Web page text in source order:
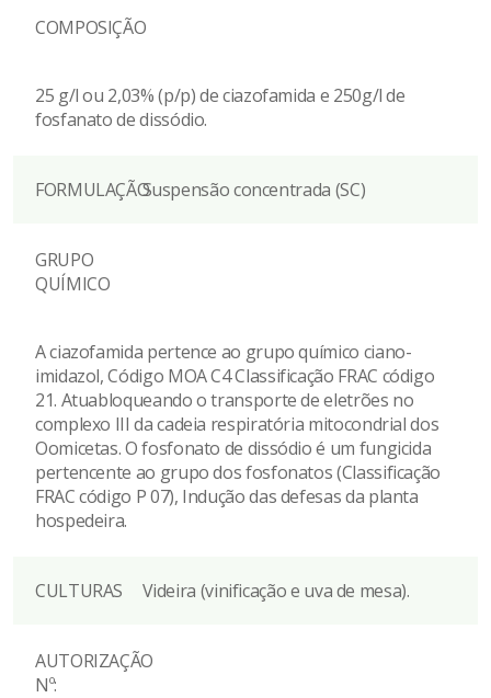
COMPOSIÇÃO
25 g/l ou 2,03% (p/p) de ciazofamida e 250g/l de
fosfanato de dissódio.
FORMULAÇÃOSuspensão concentrada (SC)
GRUPO
QUÍMICO
A ciazofamida pertence ao grupo químico ciano-
imidazol, Código MOA C4 Classificação FRAC código
21. Atuabloqueando o transporte de eletrões no
complexo III da cadeia respiratória mitocondrial dos
Oomicetas. O fosfonato de dissódio é um fungicida
pertencente ao grupo dos fosfonatos (Classificação
FRAC código P 07), Indução das defesas da planta
hospedeira.
CULTURAS Videira (vinificação e uva de mesa).
AUTORIZAÇÃO
Nº: